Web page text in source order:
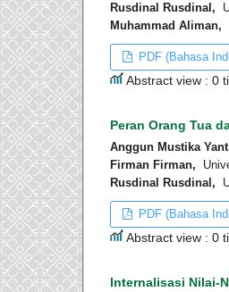
Rusdinal Rusdinal,
Muhammad Aliman,
PDF (Bahasa
Abstract view : 0
Peran Orang Tua
Anggun Mustika
Firman Firman,
Rusdinal Rusdinal,
PDF (Bahasa
Abstract view : 0
Internalisasi Nilai-